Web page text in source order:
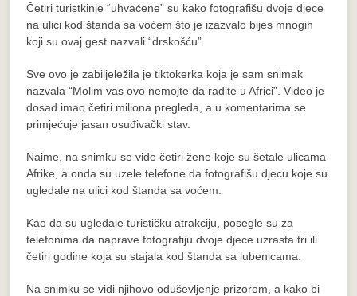
Četiri turistkinje “uhvaćene” su kako fotografišu dvoje djece
na ulici kod štanda sa voćem što je izazvalo bijes mnogih
koji su ovaj gest nazvali “drskošću”.
Sve ovo je zabiljeležila je tiktokerka koja je sam snimak
nazvala “Molim vas ovo nemojte da radite u Africi”. Video je
dosad imao četiri miliona pregleda, a u komentarima se
primjećuje jasan osuđivački stav.
Naime, na snimku se vide četiri žene koje su šetale ulicama
Afrike, a onda su uzele telefone da fotografišu djecu koje su
ugledale na ulici kod štanda sa voćem.
Kao da su ugledale turističku atrakciju, posegle su za
telefonima da naprave fotografiju dvoje djece uzrasta tri ili
četiri godine koja su stajala kod štanda sa lubenicama.
Na snimku se vidi njihovo oduševljenje prizorom, a kako bi